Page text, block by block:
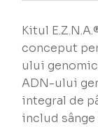
Kitul
conceput
ului
ADN-ului
integral de
includ